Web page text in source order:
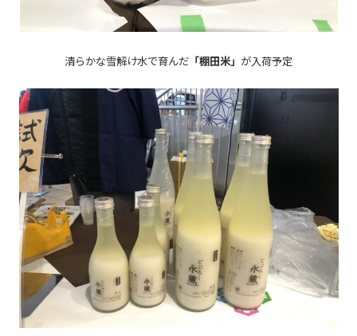
清らかな雪解け水で育んだ 「棚田米」 が入荷予定